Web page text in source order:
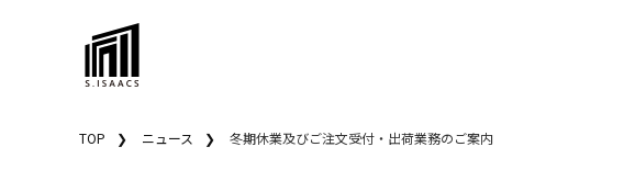
TOP ニュース 冬期休業及びご注文受付・出荷業務のご案内